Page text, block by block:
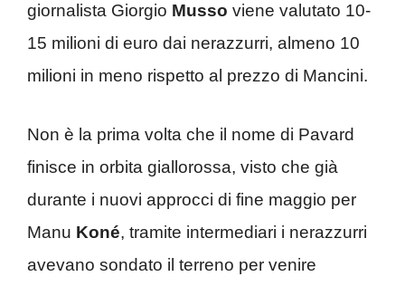
giornalista Giorgio Musso viene valutato 10-
15 milioni di euro dai nerazzurri, almeno 10
milioni in meno rispetto al prezzo di Mancini.
Non è la prima volta che il nome di Pavard
finisce in orbita giallorossa, visto che già
durante i nuovi approcci di fine maggio per
Manu Koné, tramite intermediari i nerazzurri
avevano sondato il terreno per venire